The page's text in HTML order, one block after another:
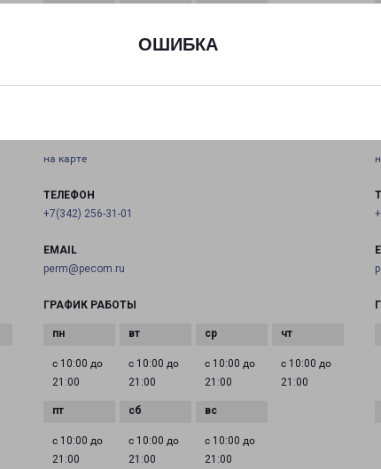
ОШИБКА
на карте
ТЕЛЕФОН
+7(342) 256-31-01
EMAIL
perm@pecom.ru
ГРАФИК РАБОТЫ
с 10:00 до
21:00
с 10:00 до
21:00
с 10:00 до
21:00
с 10:00 до
21:00
с 10:00 до
21:00
с 10:00 до
21:00
с 10:00 до
21:00